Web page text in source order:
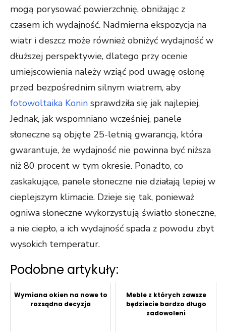
mogą porysować powierzchnię, obniżając z
czasem ich wydajność. Nadmierna ekspozycja na
wiatr i deszcz może również obniżyć wydajność w
dłuższej perspektywie, dlatego przy ocenie
umiejscowienia należy wziąć pod uwagę osłonę
przed bezpośrednim silnym wiatrem, aby
fotowoltaika Konin sprawdziła się jak najlepiej.
Jednak, jak wspomniano wcześniej, panele
słoneczne są objęte 25-letnią gwarancją, która
gwarantuje, że wydajność nie powinna być niższa
niż 80 procent w tym okresie. Ponadto, co
zaskakujące, panele słoneczne nie działają lepiej w
cieplejszym klimacie. Dzieje się tak, ponieważ
ogniwa słoneczne wykorzystują światło słoneczne,
a nie ciepło, a ich wydajność spada z powodu zbyt
wysokich temperatur.
Podobne artykuły:
Wymiana okien na nowe to
rozsądna decyzja
Meble z których zawsze
będziecie bardzo długo
zadowoleni